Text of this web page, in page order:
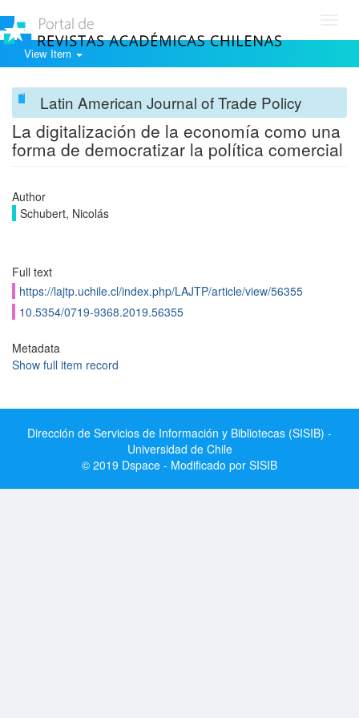
View Item
Latin American Journal of Trade Policy
La digitalización de la economía como una
forma de democratizar la política comercial
Author
Schubert, Nicolás
Full text
https://lajtp.uchile.cl/index.php/LAJTP/article/view/56355
10.5354/0719-9368.2019.56355
Metadata
Show full item record
Dirección de Servicios de Información y Bibliotecas (SISIB) -
Universidad de Chile
© 2019 Dspace - Modificado por SISIB